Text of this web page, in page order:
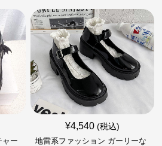
ャー
¥4,540 (税込)
地雷系ファッション ガーリーな